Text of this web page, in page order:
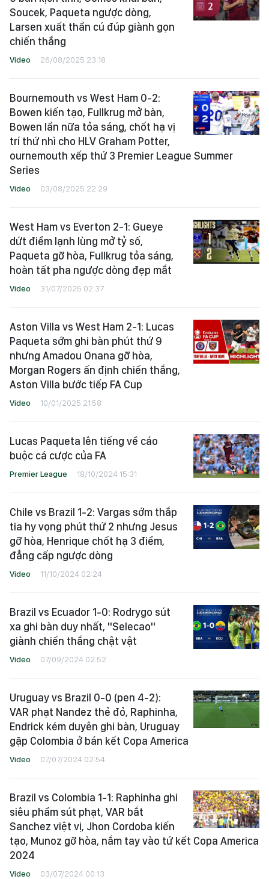
Soucek, Paqueta ngược dòng,
Larsen xuất thần cú đúp giành gọn
chiến thắng
Video 26/08/2025 23:18
Bournemouth vs West Ham 0-2:
Bowen kiến tạo, Fullkrug mở bàn,
Bowen lần nữa tỏa sáng, chốt hạ vị
trí thứ nhì cho HLV Graham Potter,
ournemouth xếp thứ 3 Premier League Summer
Series
Video 03/08/2025 22:29
West Ham vs Everton 2-1: Gueye
dứt điểm lạnh lùng mở tỷ số,
Paqueta gỡ hòa, Fullkrug tỏa sáng,
hoàn tất pha ngược dòng đẹp mắt
Video 31/07/2025 02:37
Aston Villa vs West Ham 2-1: Lucas
Paqueta sớm ghi bàn phút thứ 9
nhưng Amadou Onana gỡ hòa,
Morgan Rogers ấn định chiến thắng,
Aston Villa bước tiếp FA Cup
Video 10/01/2025 21:58
Lucas Paqueta lên tiếng về cáo
buộc cá cược của FA
Premier League 18/10/2024 15:31
Chile vs Brazil 1-2: Vargas sớm thắp
tia hy vọng phút thứ 2 nhưng Jesus
gỡ hòa, Henrique chốt hạ 3 điểm,
đẳng cấp ngược dòng
Video 11/10/2024 02:24
Brazil vs Ecuador 1-0: Rodrygo sút
xa ghi bàn duy nhất, "Selecao"
giành chiến thắng chật vật
Video 07/09/2024 02:52
Uruguay vs Brazil 0-0 (pen 4-2):
VAR phạt Nandez thẻ đỏ, Raphinha,
Endrick kém duyên ghi bàn, Uruguay
gặp Colombia ở bán kết Copa America
Video 07/07/2024 02:54
Brazil vs Colombia 1-1: Raphinha ghi
siêu phẩm sút phạt, VAR bắt
Sanchez việt vị, Jhon Cordoba kiến
tạo, Munoz gỡ hòa, nắm tay vào tứ kết Copa America
2024
Video 03/07/2024 00:13